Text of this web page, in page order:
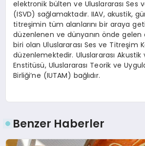
elektronik bülten ve Uluslararası Ses
(ISVD) sağlamaktadır. IIAV, akustik,
titreşimin tüm alanlarını bir araya
düzenlenen ve dünyanın önde gelen
biri olan Uluslararası Ses ve Titreşim
düzenlemektedir. Uluslararası
Enstitüsü, Uluslararası Teorik ve
Birliği’ne (IUTAM) bağlıdır.
Benzer Haberler